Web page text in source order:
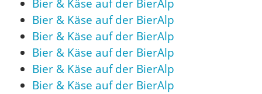
Bier & Käse auf der BierAlp
Bier & Käse auf der BierAlp
Bier & Käse auf der BierAlp
Bier & Käse auf der BierAlp
Bier & Käse auf der BierAlp
Bier & Käse auf der BierAlp